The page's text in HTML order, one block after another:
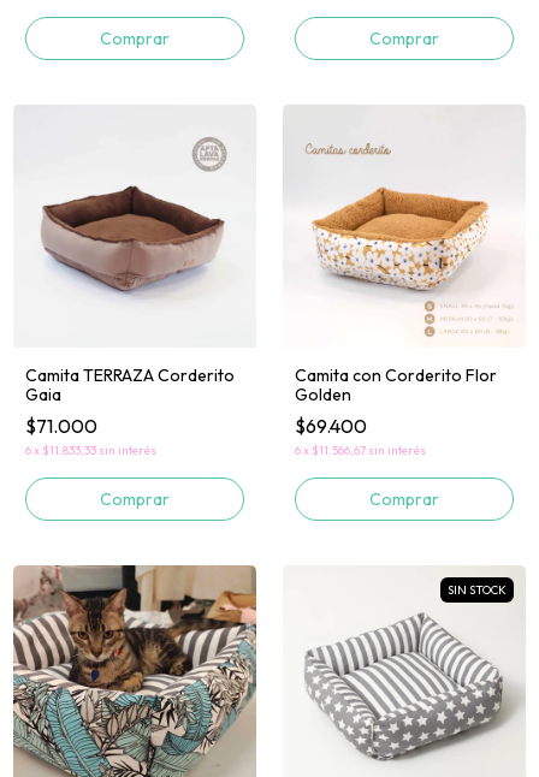
Comprar Comprar
Camita TERRAZA Corderito
Gaia
$71.000
6x $11.833,33 sin interés
Comprar
Camita con Corderito Flor
Golden
$69.400
6x $11.566,67 sin interés
Comprar
SIN STOCK